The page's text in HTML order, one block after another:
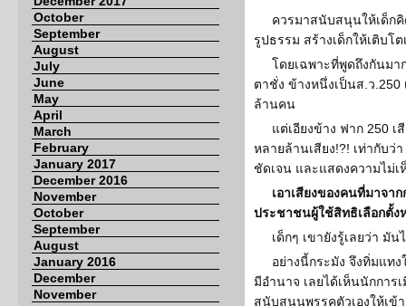
October
September
August
July
June
May
April
March
February
January 2017
December 2016
November
October
September
August
January 2016
December
November
ควรมาสนับสนุนให้เด็ก
รูปธรรม สร้างเด็กให้เติบ
โดยเฉพาะที่พูดถึงกันม
ตาชั่ง ข้างหนึ่งเป็นส.ว.250
ล้านคน
แต่เอียงข้าง ฟาก 250
หลายล้านเสียง!?! เท่ากับว่
ชัดเจน และแสดงความไม่
เอาเสียงของคนที่มาจา
ประชาชนผู้ใช้สิทธิเลือกตั้ง
เด็กๆ เขายังรู้เลยว่า มั
อย่างนี้กระมัง จึงทิ่มแท
มีอำนาจ เลยได้เห็นนักการ
สนับสนุนพรรคตัวเองให้เข้